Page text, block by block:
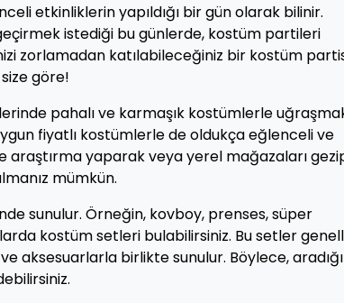
etkinliklerin yapıldığı bir gün olarak bilinir.
istediği bu günlerde, kostüm partileri
zorlamadan katılabileceğiniz bir kostüm
göre!
pahalı ve karmaşık kostümlerle
fiyatlı kostümlerle de oldukça eğlenceli ve
araştırma yaparak veya yerel mağazaları
mümkün.
sunulur. Örneğin, kovboy, prenses, süper
kostüm setleri bulabilirsiniz. Bu setler
aksesuarlarla birlikte sunulur. Böylece,